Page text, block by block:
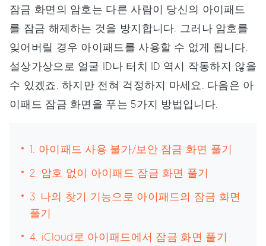
잠금 화면의 암호는 다른 사람이 당신의 아이패드
를 잠금 해제하는 것을 방지합니다. 그러나 암호를
잊어버릴 경우 아이패드를 사용할 수 없게 됩니다.
설상가상으로 얼굴 ID나 터치 ID 역시 작동하지 않을
수 있겠죠. 하지만 전혀 걱정하지 마세요. 다음은 아
이패드 잠금 화면을 푸는 5가지 방법입니다.
1. 아이패드 사용 불가/보안 잠금 화면 풀기
2. 암호 없이 아이패드 잠금 화면 풀기
3. 나의 찾기 기능으로 아이패드의 잠금 화면
풀기
4. iCloud로 아이패드에서 잠금 화면 풀기